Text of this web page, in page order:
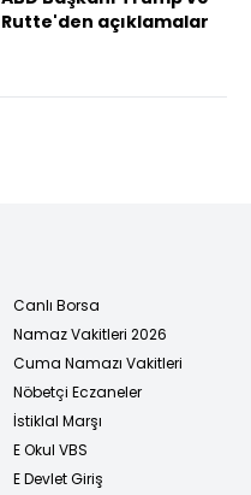
Rutte'den açıklamalar
Canlı Borsa
Namaz Vakitleri 2026
Cuma Namazı Vakitleri
Nöbetçi Eczaneler
İstiklal Marşı
E Okul VBS
E Devlet Giriş